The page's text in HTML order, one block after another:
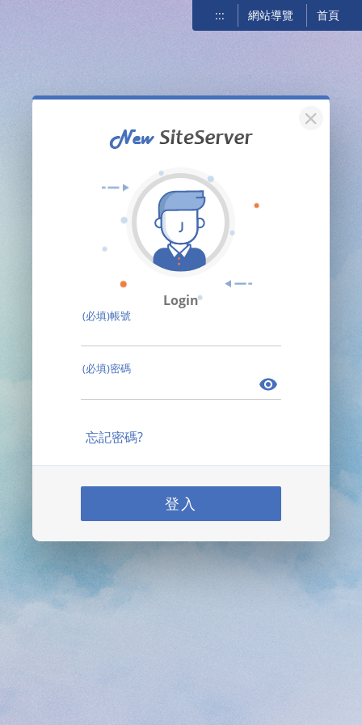
::: 網站導覽 首頁
關閉
Login
(必填)帳號
(必填)密碼
忘記密碼?
登入